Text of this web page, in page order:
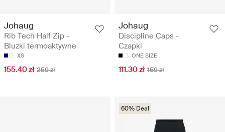
Johaug
Rib Tech Half Zip -
Bluzki termoaktywne
XS
155.40 zł 259 zł
Johaug
Discipline Caps -
Czapki
ONE SIZE
111.30 zł 159 zł
60% Deal